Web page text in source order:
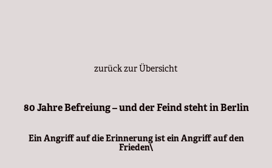
zurück zur Übersicht
80 Jahre Befreiung – und der Feind steht in Berlin
Ein Angriff auf die Erinnerung ist ein Angriff auf den
Frieden\